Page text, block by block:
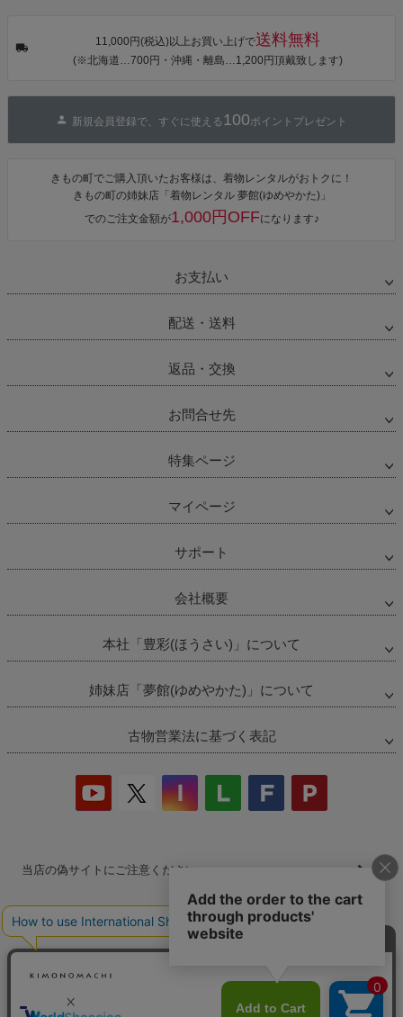
カシュクール
ワンピース 簡
単着付け 大人
11,000円(税込)以上お買い上げで送料無料
(※北海道…700円・沖縄・離島…1,200円頂戴致します)
新規会員登録で、すぐに使える 100ポイントプレゼント
きもの町でご購入頂いたお客様は、着物レンタルがおトクに！
きもの町の姉妹店「着物レンタル 夢館(ゆめやかた)」
でのご注文金額が1,000円OFFになります♪
お支払い
配送・送料
返品・交換
お問合せ先
特集ページ
マイページ
サポート
会社概要
本社「豊彩(ほうさい)」について
姉妹店「夢館(ゆめやかた)」について
古物営業法に基づく表記
当店の偽サイトにご注意ください
商品の無断販売・転売の禁止について